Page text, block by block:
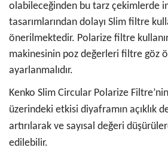
olabileceğinden bu tarz çekimlerde
tasarımlarından dolayı Slim filtre
önerilmektedir. Polarize filtre
makinesinin poz değerleri filtre göz
ayarlanmalıdır.
Kenko Slim Circular Polarize
üzerindeki etkisi diyaframın açıklık
artırılarak ve sayısal değeri
edilebilir.